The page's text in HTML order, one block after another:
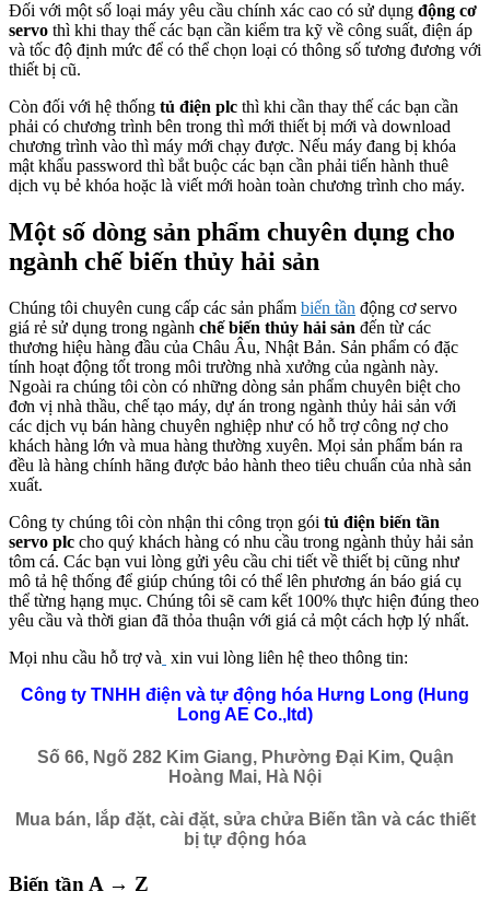
Đối với một số loại máy yêu cầu chính xác cao có sử dụng động cơ
servo thì khi thay thế các bạn cần kiểm tra kỹ về công suất, điện áp
và tốc độ định mức để có thể chọn loại có thông số tương đương với
thiết bị cũ.
Còn đối với hệ thống tủ điện plc thì khi cần thay thế các bạn cần
phải có chương trình bên trong thì mới thiết bị mới và download
chương trình vào thì máy mới chạy được. Nếu máy đang bị khóa
mật khẩu password thì bắt buộc các bạn cần phải tiến hành thuê
dịch vụ bẻ khóa hoặc là viết mới hoàn toàn chương trình cho máy.
Một số dòng sản phẩm chuyên dụng cho
ngành chế biến thủy hải sản
Chúng tôi chuyên cung cấp các sản phẩm biến tần động cơ servo
giá rẻ sử dụng trong ngành chế biến thủy hải sản đến từ các
thương hiệu hàng đầu của Châu Âu, Nhật Bản. Sản phẩm có đặc
tính hoạt động tốt trong môi trường nhà xưởng của ngành này.
Ngoài ra chúng tôi còn có những dòng sản phẩm chuyên biệt cho
đơn vị nhà thầu, chế tạo máy, dự án trong ngành thủy hải sản với
các dịch vụ bán hàng chuyên nghiệp như có hỗ trợ công nợ cho
khách hàng lớn và mua hàng thường xuyên. Mọi sản phẩm bán ra
đều là hàng chính hãng được bảo hành theo tiêu chuẩn của nhà sản
xuất.
Công ty chúng tôi còn nhận thi công trọn gói tủ điện biến tần
servo plc cho quý khách hàng có nhu cầu trong ngành thủy hải sản
tôm cá. Các bạn vui lòng gửi yêu cầu chi tiết về thiết bị cũng như
mô tả hệ thống để giúp chúng tôi có thể lên phương án báo giá cụ
thể từng hạng mục. Chúng tôi sẽ cam kết 100% thực hiện đúng theo
yêu cầu và thời gian đã thỏa thuận với giá cả một cách hợp lý nhất.
Mọi nhu cầu hỗ trợ và xin vui lòng liên hệ theo thông tin:
Công ty TNHH điện và tự động hóa Hưng Long (Hung
Long AE Co.,ltd)
Số 66, Ngõ 282 Kim Giang, Phường Đại Kim, Quận
Hoàng Mai, Hà Nội
Mua bán, lắp đặt, cài đặt, sửa chửa Biến tần và các thiết
bị tự động hóa
Biến tần A → Z